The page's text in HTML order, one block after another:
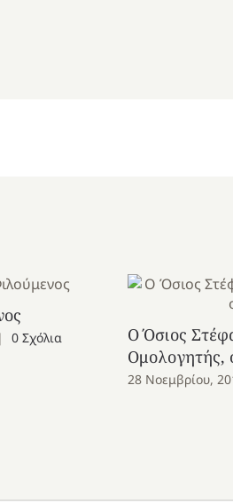
| 0 Σχόλια
Ο Όσιος
Ομολογητής,
28 Νοεμβρίου,